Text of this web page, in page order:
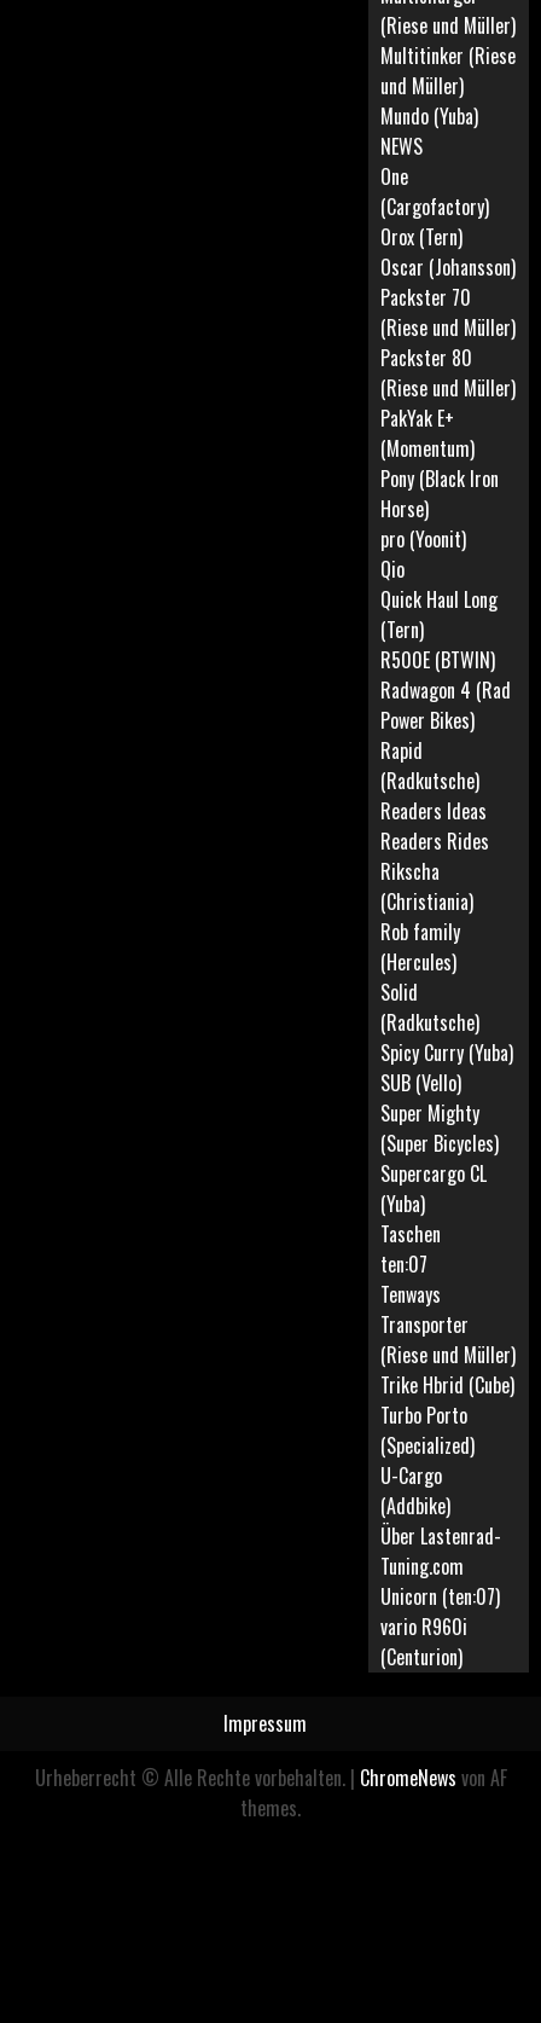
(Riese und Müller)
Multitinker (Riese
und Müller)
Mundo (Yuba)
NEWS
One
(Cargofactory)
Orox (Tern)
Oscar (Johansson)
Packster 70
(Riese und Müller)
Packster 80
(Riese und Müller)
PakYak E+
(Momentum)
Pony (Black Iron
Horse)
pro (Yoonit)
Qio
Quick Haul Long
(Tern)
R500E (BTWIN)
Radwagon 4 (Rad
Power Bikes)
Rapid
(Radkutsche)
Readers Ideas
Readers Rides
Rikscha
(Christiania)
Rob family
(Hercules)
Solid
(Radkutsche)
Spicy Curry (Yuba)
SUB (Vello)
Super Mighty
(Super Bicycles)
Supercargo CL
(Yuba)
Taschen
ten:07
Tenways
Transporter
(Riese und Müller)
Trike Hbrid (Cube)
Turbo Porto
(Specialized)
U-Cargo
(Addbike)
Über Lastenrad-
Tuning.com
Unicorn (ten:07)
vario R960i
(Centurion)
Impressum
Urheberrecht © Alle Rechte vorbehalten. | ChromeNews von AF
themes.